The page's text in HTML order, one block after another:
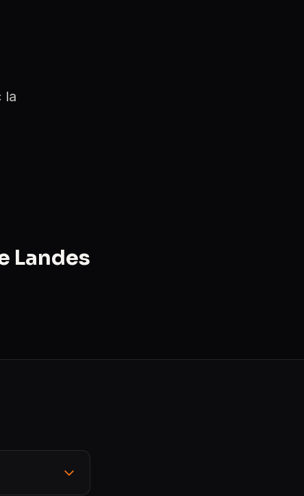
la
Landes